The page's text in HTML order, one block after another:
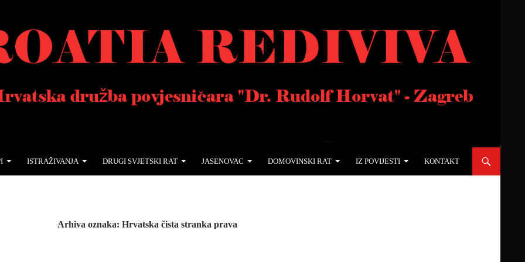
ISTRAŽIVANJA DRUGI SVJETSKI RAT JASENOVAC DOMOVINSKI RAT IZ POVIJESTI KONTAKT
Arhiva oznaka: Hrvatska čista stranka prava